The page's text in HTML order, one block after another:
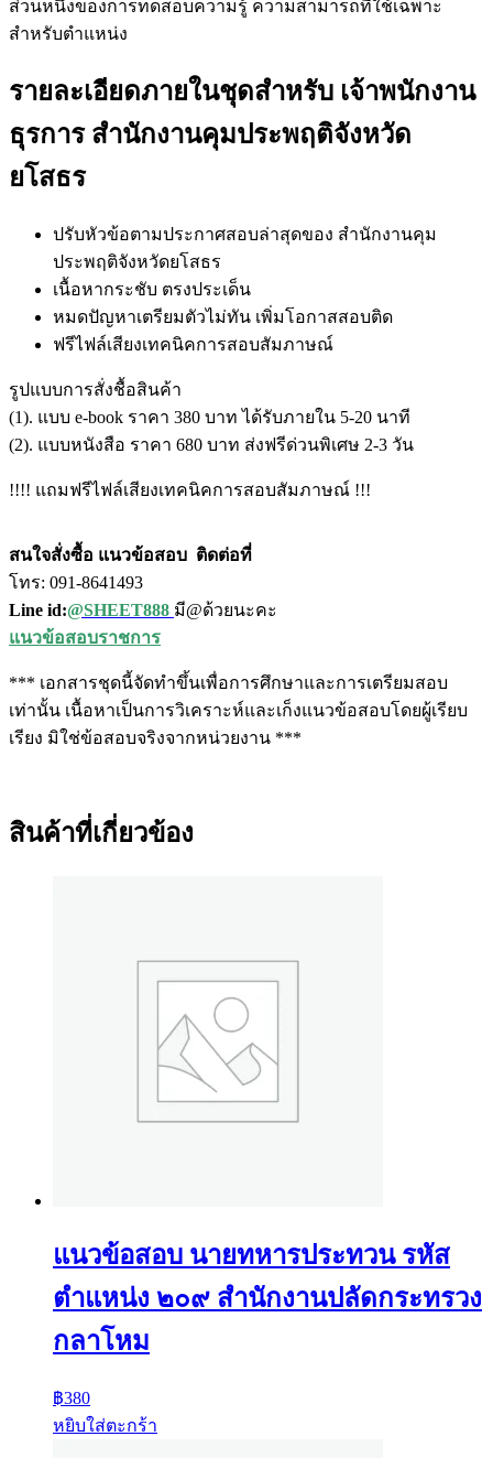
ส่วนหนึ่งของการทดสอบความรู้ ความสามารถที่ใช้เฉพาะ
สำหรับตำแหน่ง
รายละเอียดภายในชุดสำหรับ เจ้าพนักงาน
ธุรการ สำนักงานคุมประพฤติจังหวัด
ยโสธร
ปรับหัวข้อตามประกาศสอบล่าสุดของ สำนักงานคุม
ประพฤติจังหวัดยโสธร
เนื้อหากระชับ ตรงประเด็น
หมดปัญหาเตรียมตัวไม่ทัน เพิ่มโอกาสสอบติด
ฟรีไฟล์เสียงเทคนิคการสอบสัมภาษณ์
รูปแบบการสั่งชื้อสินค้า
(1). แบบ e-book ราคา 380 บาท ได้รับภายใน 5-20 นาที
(2). แบบหนังสือ ราคา 680 บาท ส่งฟรีด่วนพิเศษ 2-3 วัน
!!!! แถมฟรีไฟล์เสียงเทคนิคการสอบสัมภาษณ์ !!!
สนใจสั่งซื้อ แนวข้อสอบ ติดต่อที่
โทร: 091-8641493
Line id:@SHEET888 มี@ด้วยนะคะ
แนวข้อสอบราชการ
*** เอกสารชุดนี้จัดทำขึ้นเพื่อการศึกษาและการเตรียมสอบ
เท่านั้น เนื้อหาเป็นการวิเคราะห์และเก็งแนวข้อสอบโดยผู้เรียบ
เรียง มิใช่ข้อสอบจริงจากหน่วยงาน ***
สินค้าที่เกี่ยวข้อง
แนวข้อสอบ นายทหารประทวน รหัส
ตำแหน่ง ๒๐๙ สำนักงานปลัดกระทรวง
กลาโหม
฿380
หยิบใส่ตะกร้า